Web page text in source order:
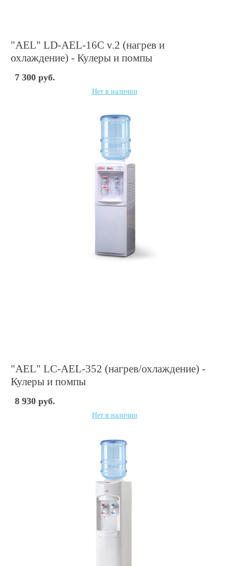
"AEL" LD-AEL-16C v.2 (нагрев и
охлаждение) - Кулеры и помпы
7 300 руб.
Нет в наличии
"AEL" LC-AEL-352 (нагрев/охлаждение) -
Кулеры и помпы
8 930 руб.
Нет в наличии